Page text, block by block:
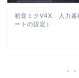
初音ミクV4X 入力基
ートの設定）